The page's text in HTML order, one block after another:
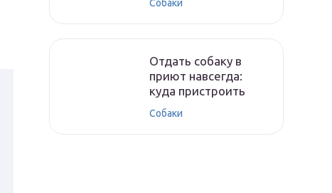
Собаки
Отдать собаку в
приют навсегда:
куда пристроить
Собаки